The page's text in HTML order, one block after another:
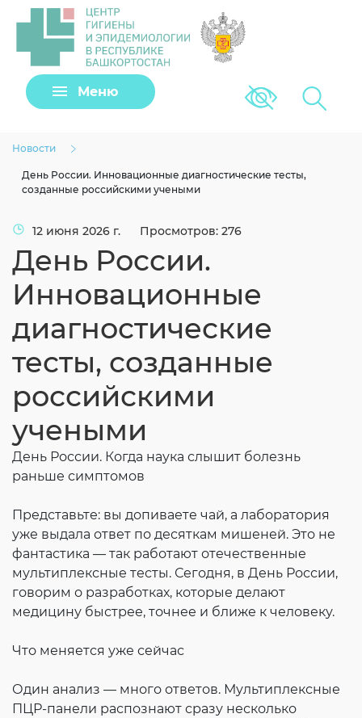
Меню Версия для
Новости
День России. Инновационные диагностические тесты,
созданные российскими учеными
12 июня 2026 г. Просмотров: 276
День России.
Инновационные
диагностические
тесты, созданные
российскими
учеными
День России. Когда наука слышит болезнь
раньше симптомов
Представьте: вы допиваете чай, а лаборатория
уже выдала ответ по десяткам мишеней. Это не
фантастика — так работают отечественные
мультиплексные тесты. Сегодня, в День России,
говорим о разработках, которые делают
медицину быстрее, точнее и ближе к человеку.
Что меняется уже сейчас
Один анализ — много ответов. Мультиплексные
ПЦР‑панели распознают сразу несколько
Задать вопрос
Клещи
Загрузить файл
Согласие на обработку личных данных
Введите слово с картинки